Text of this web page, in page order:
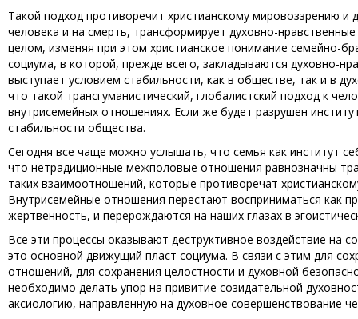
Такой подход противоречит христианскому мировоззрению
человека и на смерть, трансформирует духовно-
целом, изменяя при этом христианское понимание семейно-
социума, в которой, прежде всего, закладываются духовно-
выступает условием стабильности, как в обществе, так и в
что такой трансгуманистический, глобалистский подход к
внутрисемейных отношениях. Если же будет разрушен
стабильности общества.
Сегодня все чаще можно услышать, что семья как институт
что нетрадиционные межполовые отношения равнозначны
таких взаимоотношений, которые противоречат
Внутрисемейные отношения перестают восприниматься как
жертвенность, и перерождаются на наших глазах в
Все эти процессы оказывают деструктивное воздействие на
это основной движущий пласт социума. В связи с этим для
отношений, для сохранения целостности и духовной
необходимо делать упор на привитие созидательной
аксиологию, направленную на духовное совершенствование